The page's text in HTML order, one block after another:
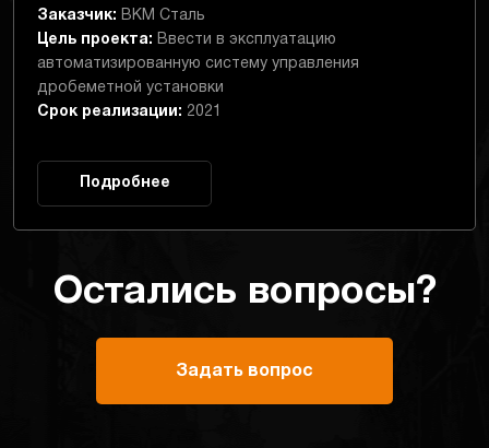
Заказчик: ВКМ Сталь
Цель проекта: Ввести в эксплуатацию
автоматизированную систему управления
дробеметной установки
Срок реализации: 2021
Подробнее
Остались вопросы?
Задать вопрос